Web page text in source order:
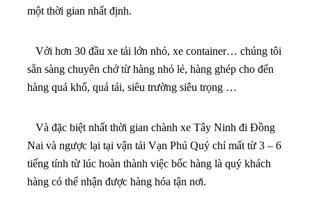
một thời gian nhất định.
Với hơn 30 đầu xe tải lớn nhỏ, xe container… chúng tôi
sẵn sàng chuyên chở từ hàng nhỏ lẻ, hàng ghép cho đến
hàng quá khổ, quá tải, siêu trường siêu trọng …
Và đặc biệt nhất thời gian chành xe Tây Ninh đi Đồng
Nai và ngược lại tại vận tải Vạn Phú Quý chỉ mất từ 3 – 6
tiếng tính từ lúc hoàn thành việc bốc hàng là quý khách
hàng có thể nhận được hàng hóa tận nơi.